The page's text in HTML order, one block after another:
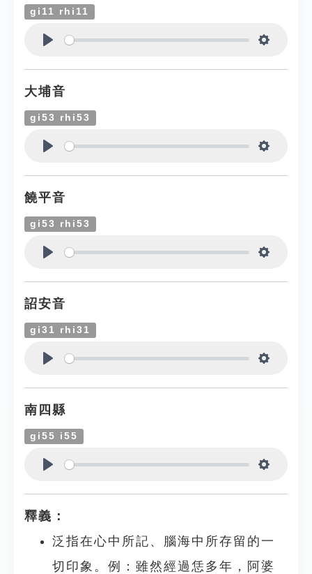
gi11 rhi11
大埔音
gi53 rhi53
饒平音
gi53 rhi53
詔安音
gi31 rhi31
南四縣
gi55 i55
釋義：
泛指在心中所記、腦海中所存留的一
切印象。例：雖然經過恁多年，阿婆